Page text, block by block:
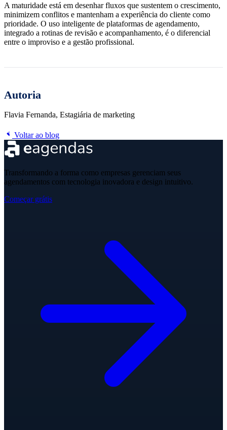
A maturidade está em desenhar fluxos que sustentem o crescimento,
minimizem conflitos e mantenham a experiência do cliente como
prioridade. O uso inteligente de plataformas de agendamento,
integrado a rotinas de revisão e acompanhamento, é o diferencial
entre o improviso e a gestão profissional.
Autoria
Flavia Fernanda, Estagiária de marketing
Voltar ao blog
Transformando a forma como empresas gerenciam seus
agendamentos com tecnologia inovadora e design intuitivo.
Começar grátis